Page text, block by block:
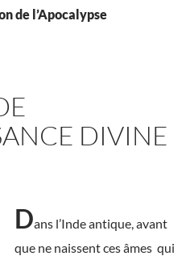
de l’Apocalypse
DIVINE
Dans l’Inde antique, avant
que ne naissent ces âmes qui